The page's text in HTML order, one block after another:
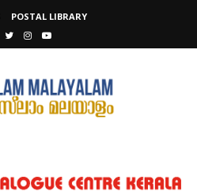
POSTAL LIBRARY